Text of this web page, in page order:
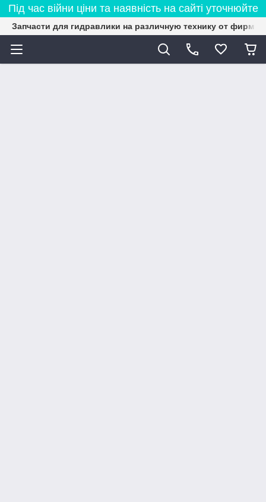
Під час війни ціни та наявність на сайті уточнюйте
Запчасти для гидравлики на различную технику от фирмы